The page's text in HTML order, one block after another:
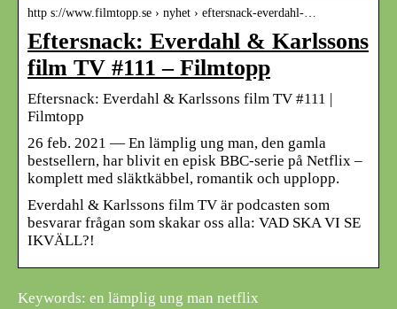
http s://www.filmtopp.se › nyhet › eftersnack-everdahl-…
Eftersnack: Everdahl & Karlssons
film TV #111 – Filmtopp
Eftersnack: Everdahl & Karlssons film TV #111 |
Filmtopp
26 feb. 2021 — En lämplig ung man, den gamla
bestsellern, har blivit en episk BBC-serie på Netflix –
komplett med släktkäbbel, romantik och upplopp.
Everdahl & Karlssons film TV är podcasten som
besvarar frågan som skakar oss alla: VAD SKA VI SE
IKVÄLL?!
Keywords: en lämplig ung man netflix